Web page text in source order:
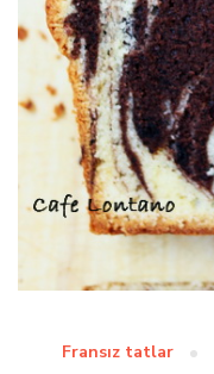
Fransız tatlar